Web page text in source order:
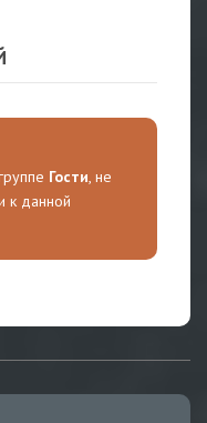
Гости, не
к данной